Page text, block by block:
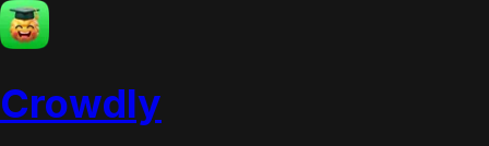
Crowdly